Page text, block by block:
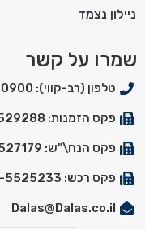
ניילון נצמד
שמרו על קשר
טלפון (רב-קווי): 03-5550900
פקס הזמנות: 03-5529288
פקס הנח\"ש: 03-5527179
פקס רכש: 03-5525233
Dalas@Dalas.co.il